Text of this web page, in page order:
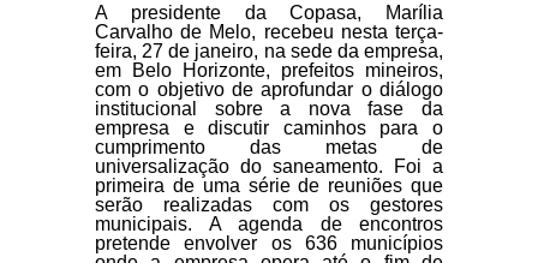
A presidente da Copasa, Marília
Carvalho de Melo, recebeu nesta terça-
feira, 27 de janeiro, na sede da empresa,
em Belo Horizonte, prefeitos mineiros,
com o objetivo de aprofundar o diálogo
institucional sobre a nova fase da
empresa e discutir caminhos para o
cumprimento das metas de
universalização do saneamento. Foi a
primeira de uma série de reuniões que
serão realizadas com os gestores
municipais. A agenda de encontros
pretende envolver os 636 municípios